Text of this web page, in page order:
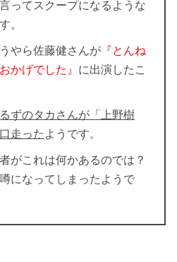
ってスクープになるような
。
やら佐藤健さんが 『とんね
かげでした』 に出演したこ
ずのタカさんが 「上野樹
走った ようです。
がこれは何かあるのでは？
になってしまったようで